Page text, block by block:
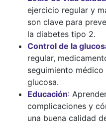
ejercicio regular y
son clave para
la diabetes tipo 2.
Control de la
regular,
seguimiento
glucosa.
Educación:
complicaciones y
una buena calidad